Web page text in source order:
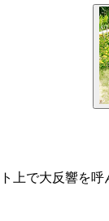
上で大反響